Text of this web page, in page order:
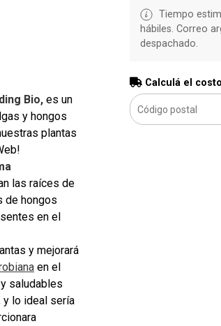
Bio, es un
y hongos
plantas
las raíces de
de hongos
en el
y mejorará
en el
saludables
y lo ideal sería
Tiempo
hábiles. Correo
despachado.
Calculá el